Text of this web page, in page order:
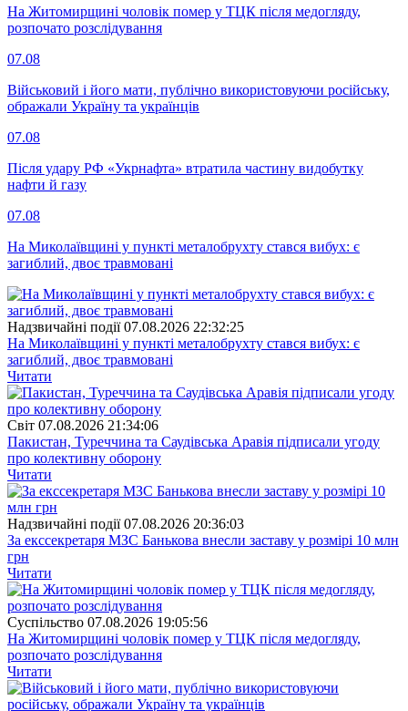
На Житомирщині чоловік помер у ТЦК після медогляду,
розпочато розслідування
07.08
Військовий і його мати, публічно використовуючи російську,
ображали Україну та українців
07.08
Після удару РФ «Укрнафта» втратила частину видобутку
нафти й газу
07.08
На Миколаївщині у пункті металобрухту стався вибух: є
загиблий, двоє травмовані
Надзвичайні події 07.08.2026 22:32:25
На Миколаївщині у пункті металобрухту стався вибух: є
загиблий, двоє травмовані
Читати
Свiт 07.08.2026 21:34:06
Пакистан, Туреччина та Саудівська Аравія підписали угоду
про колективну оборону
Читати
Надзвичайні події 07.08.2026 20:36:03
За екссекретаря МЗС Банькова внесли заставу у розмірі 10 млн
грн
Читати
Суспiльство 07.08.2026 19:05:56
На Житомирщині чоловік помер у ТЦК після медогляду,
розпочато розслідування
Читати